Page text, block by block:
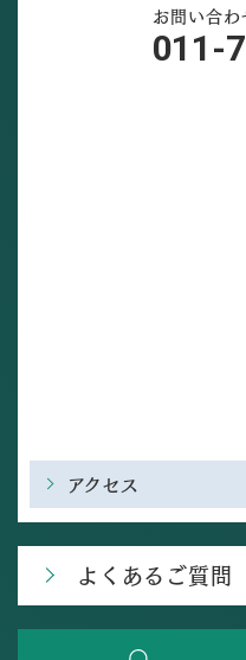
お問い合わ
011-
アクセス
よくあるご質問